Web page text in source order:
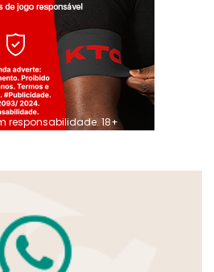
responsabilidade. 18+